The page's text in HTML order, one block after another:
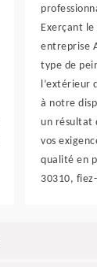
Exerçant
entreprise
type de
à notre
un résultat
vos
qualité en
30310,